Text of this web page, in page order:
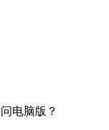
电脑版？